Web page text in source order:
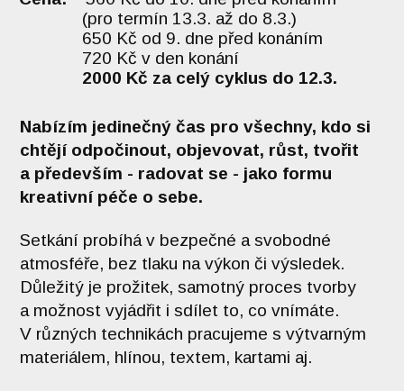
(pro termín 13.3. až do 8.3.)
650 Kč od 9. dne před konáním
720 Kč v den konání
2000 Kč za celý cyklus do 12.3.
Nabízím jedinečný čas pro všechny, kdo si
chtějí odpočinout, objevovat, růst, tvořit
a především - radovat se - jako formu
kreativní péče o sebe.
Setkání probíhá v bezpečné a svobodné
atmosféře, bez tlaku na výkon či výsledek.
Důležitý je prožitek, samotný proces tvorby
a možnost vyjádřit i sdílet to, co vnímáte.
V různých technikách pracujeme s výtvarným
materiálem, hlínou, textem, kartami aj.